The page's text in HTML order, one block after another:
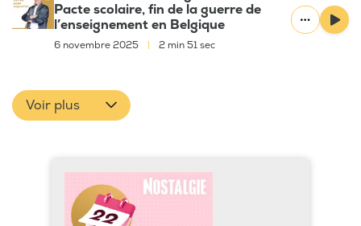
Pacte scolaire, fin de la guerre de
l’enseignement en Belgique
6 novembre 2025 2 min 51 sec
Voir plus